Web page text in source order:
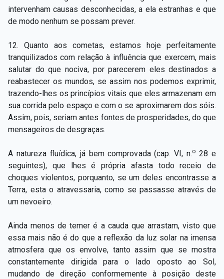
intervenham causas desconhecidas, a ela estranhas e que
de modo nenhum se possam prever.
12. Quanto aos cometas, estamos hoje perfeitamente
tranquilizados com relação à influência que exercem, mais
salutar do que nociva, por parecerem eles destinados a
reabastecer os mundos, se assim nos podemos exprimir,
trazendo-­lhes os princípios vitais que eles armazenam em
sua corrida pelo espaço e com o se aproximarem dos sóis.
Assim, pois, seriam antes fontes de prosperidades, do que
mensageiros de desgraças.
A natureza fluídica, já bem comprovada (cap. VI, n.o 28 e
seguintes), que lhes é própria afasta todo receio de
choques violentos, porquanto, se um deles encontrasse a
Terra, esta o atravessaria, como se passasse através de
um nevoeiro.
Ainda menos de temer é a cauda que arrastam, visto que
essa mais não é do que a reflexão da luz solar na imensa
atmosfera que os envolve, tanto assim que se mostra
constantemente dirigida para o lado oposto ao Sol,
mudando de direção conformemente à posição deste